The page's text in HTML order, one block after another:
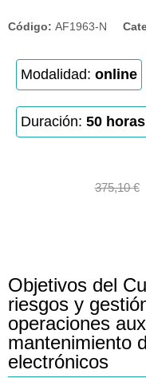
Código: AF1963-N
Modalidad: online
Duración: 50 horas
375,10€
Objetivos del
riesgos y
operaciones
mantenimiento
electrónicos